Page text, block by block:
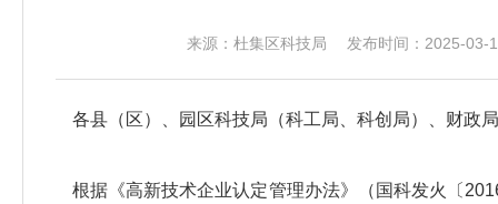
来源：杜集区科技局 发布时间：2025-
各县（区）、园区科技局（科工局、科创局）、财政
根据《高新技术企业认定管理办法》（国科发火〔